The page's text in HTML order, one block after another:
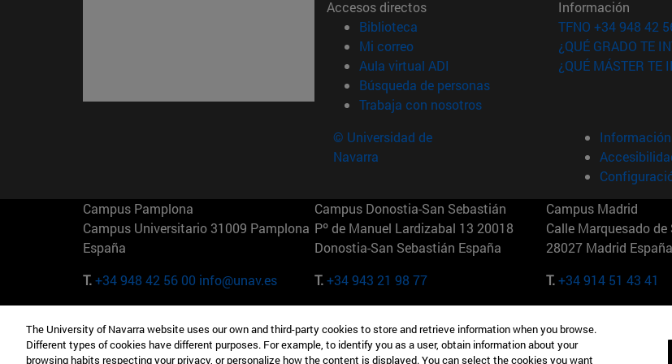
Accesos directos
Biblioteca (abre en nueva ventana)
Mi correo(abre en nueva ventana)
Aula virtual ADI (abre en nueva ventana)
Búsqueda de personas(abre en nueva ventana)
Trabaja con nosotros(abre en nueva ventana)
Información
TFNO +34 948 42
¿QUÉ GRADO TE
¿QUÉ MÁSTER TE
© Universidad de
Navarra
Campus Pamplona
Campus Universitario 31009 Pamplona
España
T.+34 948 42 56 00 info@unav.es
Campus Donostia-San Sebastián
Pº de Manuel Lardizabal 13 20018
Donostia-San Sebastián España
T.+34 943 21 98 77
Campus Madrid
Calle Marquesado
28027 Madrid España
T.+34 914 51 43 41
Camino del Cerro Águila 3 28023
Madrid España
165 W 57th St 10019-2201 Nueva York
EE.UU
Maria-Theresia-
Múnich Alemania
The University of Navarra website uses our own and third-party cookies to store and retrieve information when you browse.
Different types of cookies have different purposes. For example, to identify you as a user, obtain information about your
browsing habits respecting your privacy, or personalize how the content is displayed. You can select the cookies you want